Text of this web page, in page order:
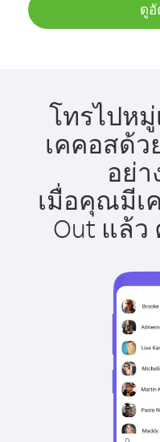
ดูอั
โทรไปหมู่
เคคอสด้ว
อย่า
เมื่อคุณมีเ
Out แล้